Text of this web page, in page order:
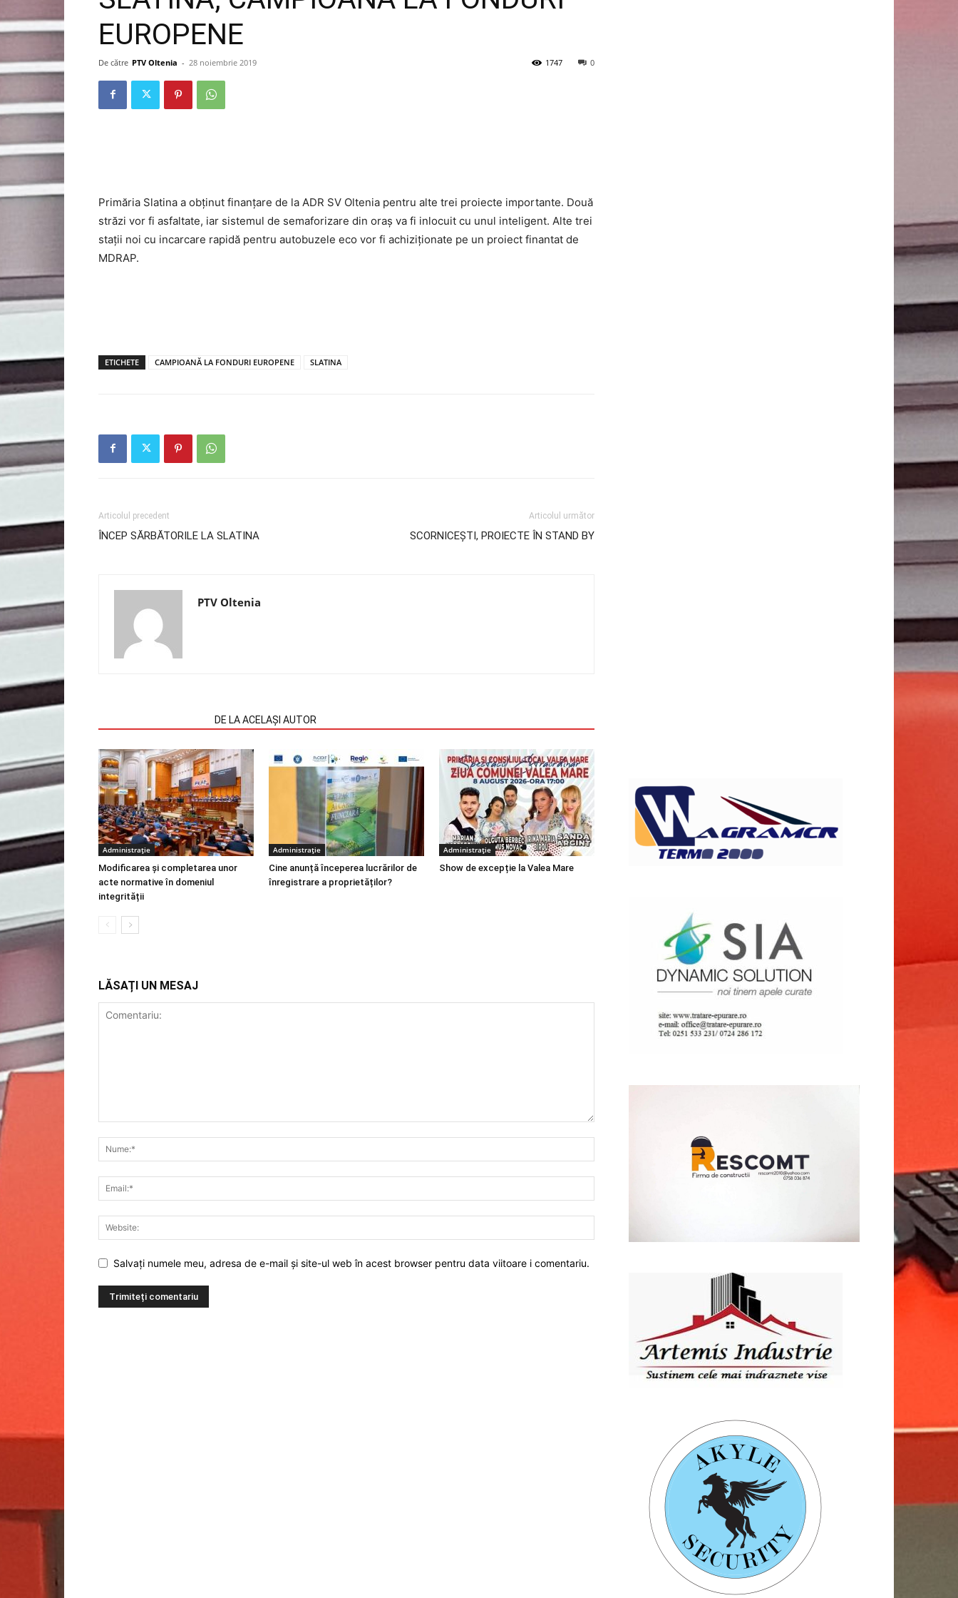
EUROPENE
De către PTV Oltenia - 28 noiembrie 2019 0
1747
Primăria Slatina a obținut finanțare de la ADR SV Oltenia pentru alte trei proiecte importante. Două
străzi vor fi asfaltate, iar sistemul de semaforizare din oraș va fi inlocuit cu unul inteligent. Alte trei
stații noi cu incarcare rapidă pentru autobuzele eco vor fi achiziționate pe un proiect finantat de
MDRAP.
ETICHETE CAMPIOANĂ LA FONDURI EUROPENE SLATINA
Articolul precedent
ÎNCEP SĂRBĂTORILE LA SLATINA
Articolul următor
SCORNICEȘTI, PROIECTE ÎN STAND BY
PTV Oltenia
DE LA ACELAȘI AUTOR
Administrație
Modificarea și completarea unor
acte normative în domeniul
integrității
Administrație
Cine anunță începerea lucrărilor de
înregistrare a proprietăților?
Administrație
Show de excepție la Valea Mare
LĂSAȚI UN MESAJ
Salvați numele meu, adresa de e-mail și site-ul web în acest browser pentru data viitoare i comentariu.